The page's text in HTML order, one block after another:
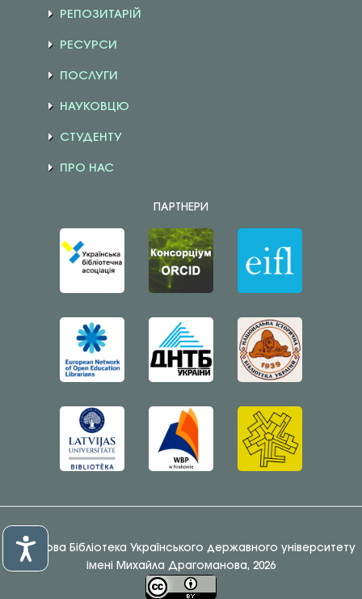
РЕПОЗИТАРІЙ
РЕСУРСИ
ПОСЛУГИ
НАУКОВЦЮ
СТУДЕНТУ
ПРО НАС
ПАРТНЕРИ
© Наукова Бібліотека Українського державного університету
імені Михайла Драгоманова, 2026